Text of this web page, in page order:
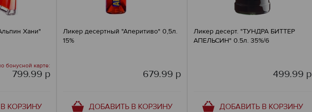
Хани"
бонусной карте:
799.99 р
КОРЗИНУ
Ликер десертный "Аперитиво" 0,5л.
15%
679.99 р
ДОБАВИТЬ В КОРЗИНУ
Ликер десерт. "ТУНДРА БИТТЕР
АПЕЛЬСИН" 0.5л. 35%/6
499.99 р
ДОБАВИТЬ В КОРЗИНУ